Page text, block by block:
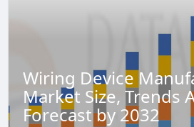
Wiring Device
Market Size, Trends
Forecast by 2032